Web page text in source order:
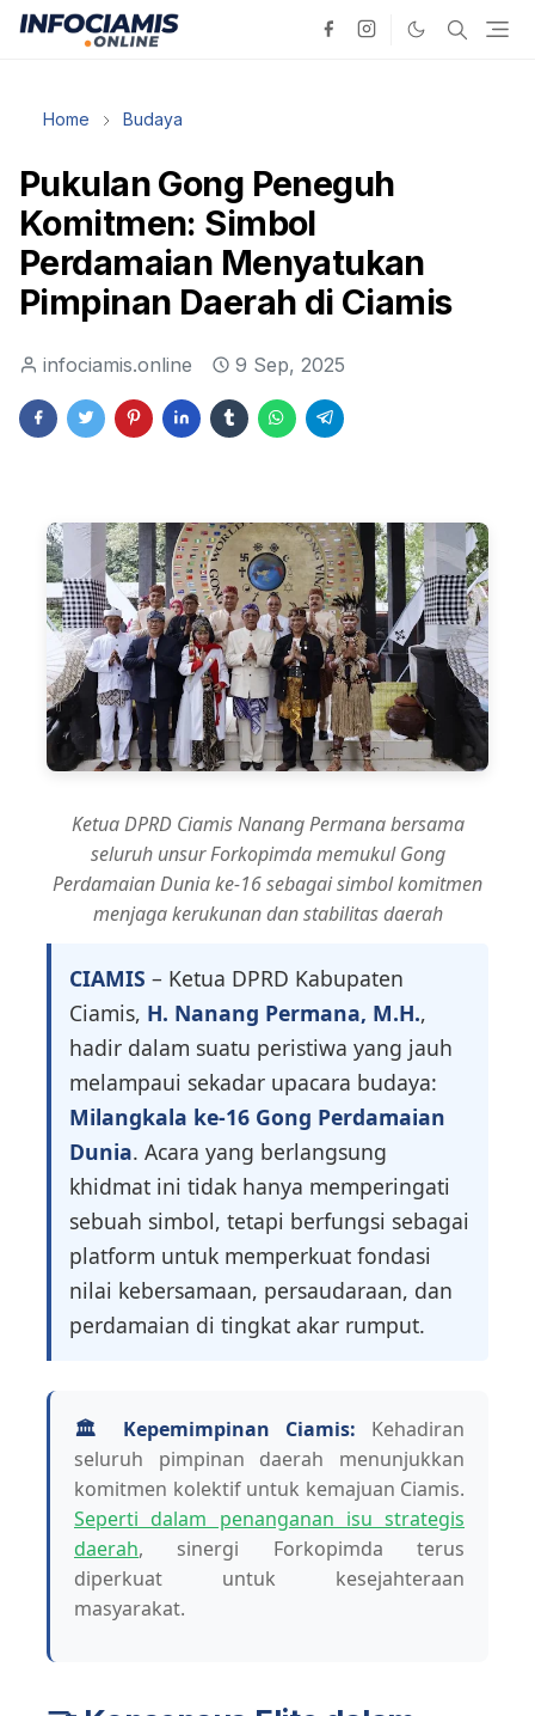
Home Budaya
Pukulan Gong Peneguh
Komitmen: Simbol
Perdamaian Menyatukan
Pimpinan Daerah di Ciamis
infociamis.online 9 Sep, 2025
Ketua DPRD Ciamis Nanang Permana bersama
seluruh unsur Forkopimda memukul Gong
Perdamaian Dunia ke-16 sebagai simbol komitmen
menjaga kerukunan dan stabilitas daerah
CIAMIS – Ketua DPRD Kabupaten
Ciamis, H. Nanang Permana, M.H.,
hadir dalam suatu peristiwa yang jauh
melampaui sekadar upacara budaya:
Milangkala ke-16 Gong Perdamaian
Dunia. Acara yang berlangsung
khidmat ini tidak hanya memperingati
sebuah simbol, tetapi berfungsi sebagai
platform untuk memperkuat fondasi
nilai kebersamaan, persaudaraan, dan
perdamaian di tingkat akar rumput.
🏛️ Kepemimpinan Ciamis: Kehadiran
seluruh pimpinan daerah menunjukkan
komitmen kolektif untuk kemajuan Ciamis.
Seperti dalam penanganan isu strategis
daerah, sinergi Forkopimda terus
diperkuat untuk kesejahteraan
masyarakat.